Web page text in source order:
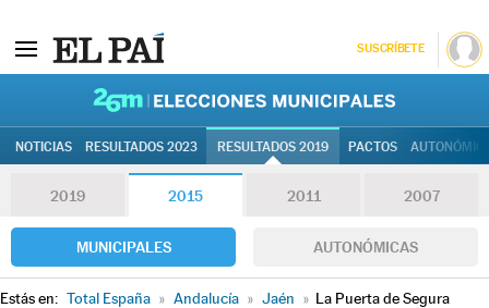
SUSCRÍBETE
NOTICIAS RESULTADOS 2023 RESULTADOS 2019 PACTOS
2019 2015 2011 2007
MUNICIPALES AUTONÓMICAS
Estás en: Total España » Andalucía » Jaén » La Puerta de Segura